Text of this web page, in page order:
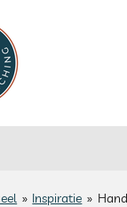
» Inspiratie »